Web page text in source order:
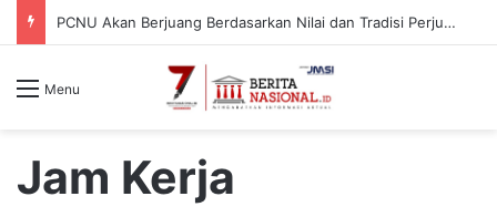
PCNU Akan Berjuang Berdasarkan Nilai dan Tradisi Perjuangan Para Kyai
Menu
Jam Kerja